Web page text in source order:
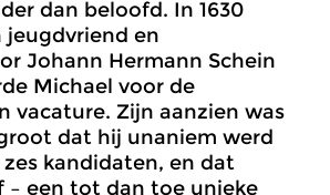
dan beloofd. In 1630
jeugdvriend en
Johann Hermann Schein
Michael voor de
vacature. Zijn aanzien was
dat hij unaniem werd
kandidaten, en dat
– een tot dan toe unieke